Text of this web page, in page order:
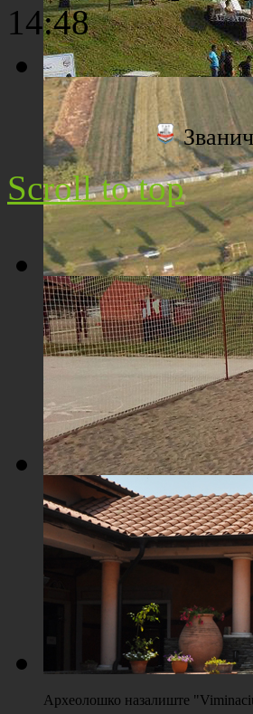
Плажа "Топољар" - Поглед са
Плажа "Топољар" - Поглед из
Плажа "Топољар" - Терени на
Археолошко назалиште
14:48
Scroll to top